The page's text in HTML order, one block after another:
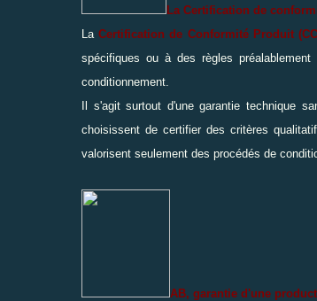
La Certification de
LaCertification de Conformité Produit
spécifiques ou à des règles
conditionnement.
Il s'agit surtout d'une garantie technique
choisissent de certifier des critères
valorisent seulement des procédés de
AB, garantie d'une